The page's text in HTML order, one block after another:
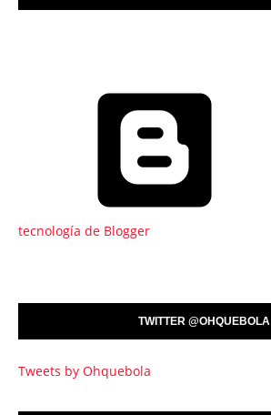
tecnología de Blogger
TWITTER @OHQUEBOLA
Tweets by Ohquebola